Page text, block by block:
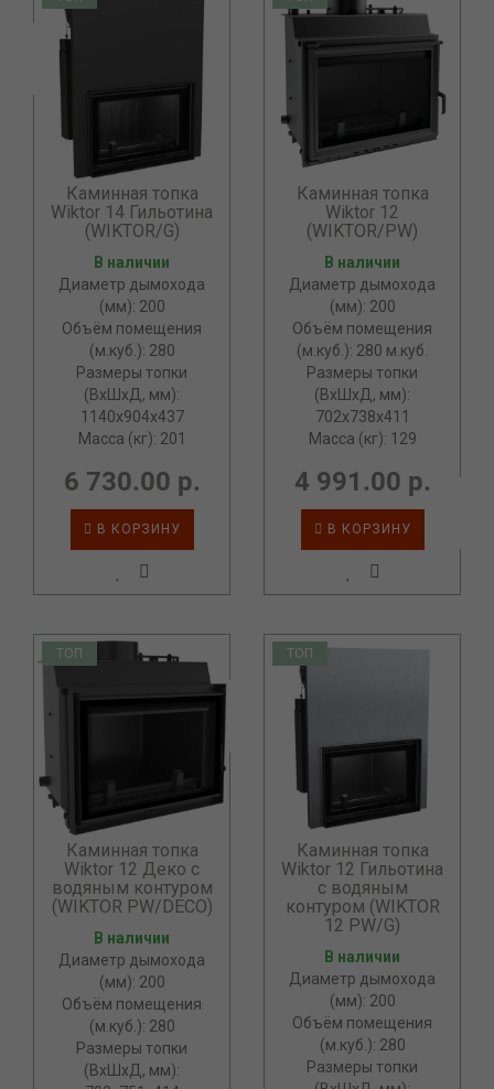
Каминная топка
Wiktor 14 Гильотина
(WIKTOR/G)
В наличии
Диаметр дымохода
(мм): 200
Объём помещения
(м.куб.): 280
Размеры топки
(ВxШxД, мм):
1140x904x437
Масса (кг): 201
6 730.00 р.
В КОРЗИНУ
Каминная топка
Wiktor 12
(WIKTOR/PW)
В наличии
Диаметр дымохода
(мм): 200
Объём помещения
(м.куб.): 280 м.куб.
Размеры топки
(ВxШxД, мм):
702x738x411
Масса (кг): 129
4 991.00 р.
В КОРЗИНУ
ТОП
Каминная топка
Wiktor 12 Деко с
водяным контуром
(WIKTOR PW/DECO)
В наличии
Диаметр дымохода
(мм): 200
Объём помещения
(м.куб.): 280
Размеры топки
(ВxШxД, мм):
ТОП
Каминная топка
Wiktor 12 Гильотина
с водяным
контуром (WIKTOR
12 PW/G)
В наличии
Диаметр дымохода
(мм): 200
Объём помещения
(м.куб.): 280
Размеры топки